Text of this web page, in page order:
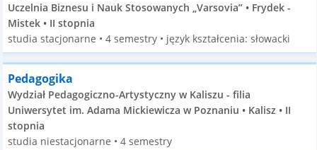
Uczelnia Biznesu i Nauk Stosowanych „Varsovia” • Frydek -
Mistek • II stopnia
studia stacjonarne • 4 semestry • język kształcenia: słowacki
Pedagogika
Wydział Pedagogiczno-Artystyczny w Kaliszu - filia
Uniwersytet im. Adama Mickiewicza w Poznaniu • Kalisz • II
stopnia
studia niestacjonarne • 4 semestry